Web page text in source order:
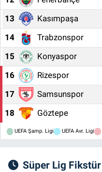
13
Kasımpaşa
14
Trabzonspor
15
Konyaspor
16
Rizespor
17
Samsunspor
18
Göztepe
UEFA Şamp. Ligi UEFA Avr. Ligi
Süper Lig Fikstür